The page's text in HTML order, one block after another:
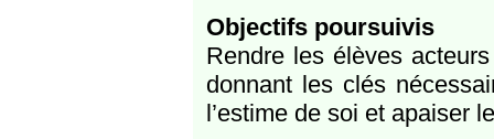
Objectifs poursuivis
Rendre les élèves
donnant les clés
l’estime de soi et apaiser